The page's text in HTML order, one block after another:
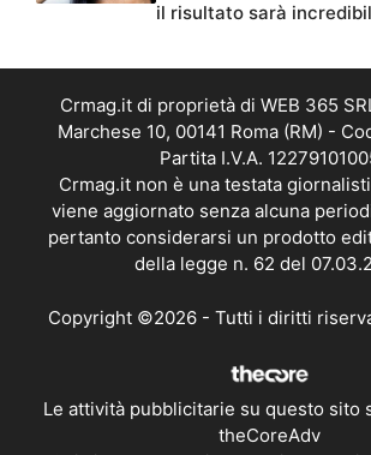
il risultato sarà
Crmag.it di proprietà di WEB 365
Marchese 10, 00141 Roma (RM) -
Partita I.V.A.
Crmag.it non è una testata
viene aggiornato senza alcuna
pertanto considerarsi un prodotto
della legge n. 62 del
Copyright ©2026 - Tutti i diritti
Le attività pubblicitarie su questo sito
theCoreAdv